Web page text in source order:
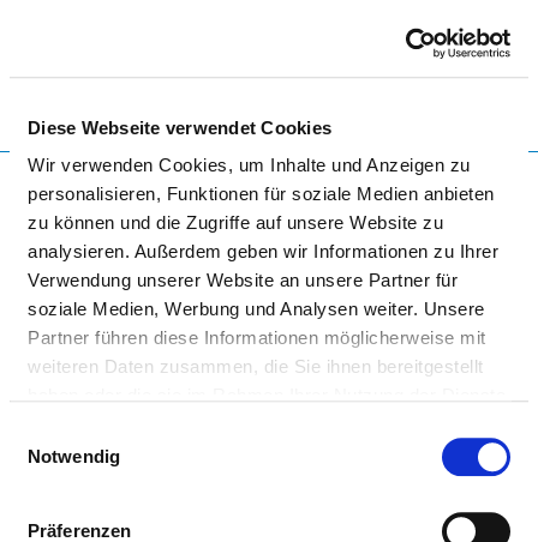
Diese Webseite verwendet Cookies
Wir verwenden Cookies, um Inhalte und Anzeigen zu
personalisieren, Funktionen für soziale Medien anbieten
zu können und die Zugriffe auf unsere Website zu
analysieren. Außerdem geben wir Informationen zu Ihrer
Verwendung unserer Website an unsere Partner für
soziale Medien, Werbung und Analysen weiter. Unsere
Partner führen diese Informationen möglicherweise mit
weiteren Daten zusammen, die Sie ihnen bereitgestellt
Notwendig
Präferenzen
Startseite der Fachabteilung
KLINIKUM GARMISCH-
PARTENKIRCHEN -
HAUPTHAUS